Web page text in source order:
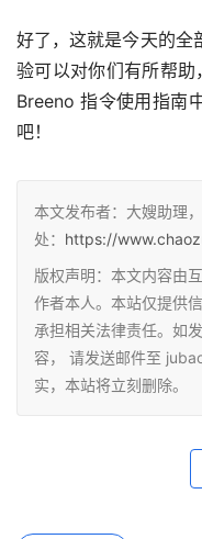
好了，这就是今天的全
验可以对你们有所帮助
Breeno 指令使用指南
吧！
本文发布者：大嫂助理
处： https://
版权声明：本文内容由
作者本人。本站仅提供
承担相关法律责任。如
容， 请发送邮件至
实，本站将立刻删除。